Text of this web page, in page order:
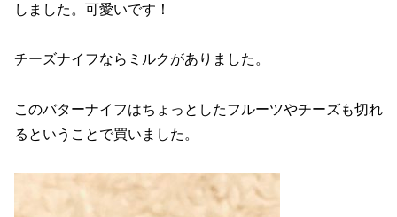
しました。可愛いです！
チーズナイフならミルクがありました。
このバターナイフはちょっとしたフルーツやチーズも切れ
るということで買いました。